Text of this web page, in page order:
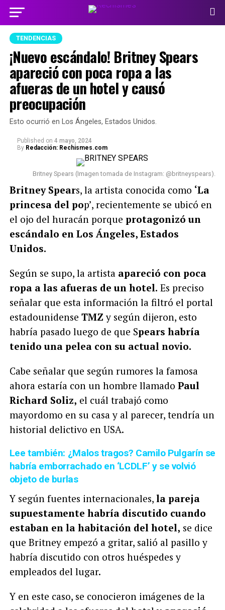
TENDENCIAS
¡Nuevo escándalo! Britney Spears
apareció con poca ropa a las
afueras de un hotel y causó
preocupación
Esto ocurrió en Los Ángeles, Estados Unidos.
Published on 4 mayo, 2024
By Redacción: Rechismes.com
Britney Spears (Imagen tomada de Instagram: @britneyspears).
Britney Spears, la artista conocida como ‘La
princesa del pop’, recientemente se ubicó en
el ojo del huracán porque protagonizó un
escándalo en Los Ángeles, Estados
Unidos.
Según se supo, la artistaapareció con poca
ropa a las afueras de un hotel. Es preciso
señalar que esta información la filtró el portal
estadounidense TMZ y según dijeron, esto
habría pasado luego de que Spears habría
tenido una pelea con su actual novio.
Cabe señalar que según rumores la famosa
ahora estaría con un hombre llamado Paul
Richard Soliz, el cuál trabajó como
mayordomo en su casa y al parecer, tendría un
historial delictivo en USA.
Lee también: ¿Malos tragos? Camilo Pulgarín se
habría emborrachado en ‘LCDLF’ y se volvió
objeto de burlas
Y según fuentes internacionales, la pareja
supuestamente habría discutido cuando
estaban en la habitación del hotel, se dice
que Britney empezó a gritar, salió al pasillo y
habría discutido con otros huéspedes y
empleados del lugar.
Y en este caso, se conocieron imágenes de la